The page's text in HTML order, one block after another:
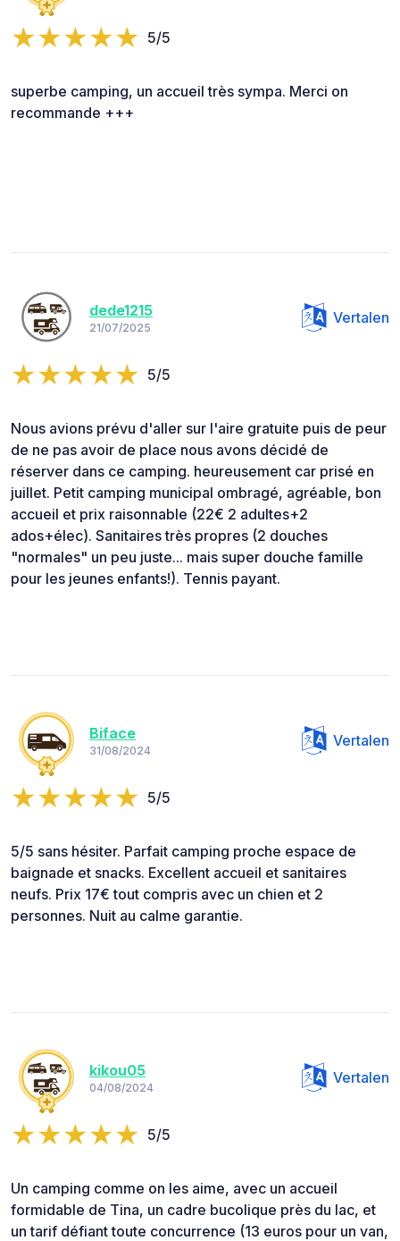
5/5
superbe camping, un accueil très sympa. Merci on
recommande +++
dede1215
21/07/2025
Vertalen
5/5
Nous avions prévu d'aller sur l'aire gratuite puis de peur
de ne pas avoir de place nous avons décidé de
réserver dans ce camping. heureusement car prisé en
juillet. Petit camping municipal ombragé, agréable, bon
accueil et prix raisonnable (22€ 2 adultes+2
ados+élec). Sanitaires très propres (2 douches
"normales" un peu juste... mais super douche famille
pour les jeunes enfants!). Tennis payant.
Biface
31/08/2024
Vertalen
5/5
5/5 sans hésiter. Parfait camping proche espace de
baignade et snacks. Excellent accueil et sanitaires
neufs. Prix 17€ tout compris avec un chien et 2
personnes. Nuit au calme garantie.
kikou05
04/08/2024
Vertalen
5/5
Un camping comme on les aime, avec un accueil
formidable de Tina, un cadre bucolique près du lac, et
un tarif défiant toute concurrence (13 euros pour un van,